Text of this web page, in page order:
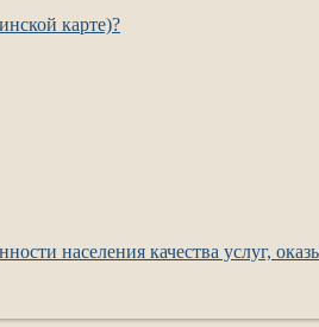
карте)?
населения качества услуг,